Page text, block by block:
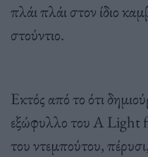
πλάι πλάι στον ίδιο
στούντιο.
Εκτός από το ότι
εξώφυλλο του A
του ντεμπούτου,